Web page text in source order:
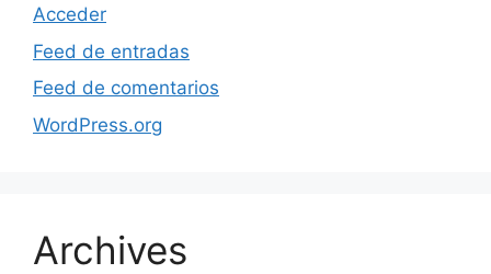
Acceder
Feed de entradas
Feed de comentarios
WordPress.org
Archives